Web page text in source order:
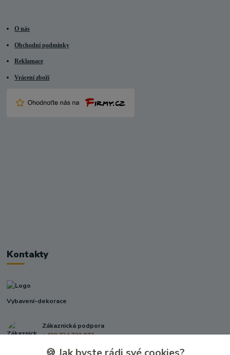
O nás
Obchodní podmínky
Reklamace
Vrácení zboží
Kontakty
Vybaveni-dekorace
Zákaznická podpora
+420 724 722 973